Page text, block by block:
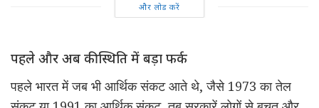
और लोड करें
पहले और अब की स्थिति में बड़ा फर्क
पहले भारत में जब भी आर्थिक संकट आते थे, जैसे 1973 का तेल